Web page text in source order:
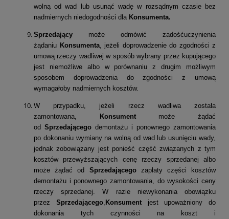
wolną od wad lub usunąć wadę w rozsądnym czasie bez
nadmiernych niedogodności dla Konsumenta.
Sprzedający może odmówić zadośćuczynienia
żądaniu Konsumenta, jeżeli doprowadzenie do zgodności z
umową rzeczy wadliwej w sposób wybrany przez kupującego
jest niemożliwe albo w porównaniu z drugim możliwym
sposobem doprowadzenia do zgodności z umową
wymagałoby nadmiernych kosztów.
W przypadku, jeżeli rzecz wadliwa została
zamontowana, Konsumentmoże żądać
od Sprzedającego demontażu i ponownego zamontowania
po dokonaniu wymiany na wolną od wad lub usunięciu wady,
jednak zobowiązany jest ponieść część związanych z tym
kosztów przewyższających cenę rzeczy sprzedanej albo
może żądać od Sprzedającegozapłaty części kosztów
demontażu i ponownego zamontowania, do wysokości ceny
rzeczy sprzedanej. W razie niewykonania obowiązku
przez Sprzedającego, Konsumentjest upoważniony do
dokonania tych czynności na koszt i